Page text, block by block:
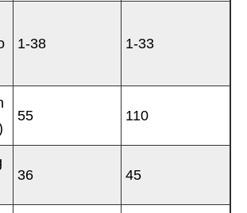
1-38 1-33
55 110
36 45